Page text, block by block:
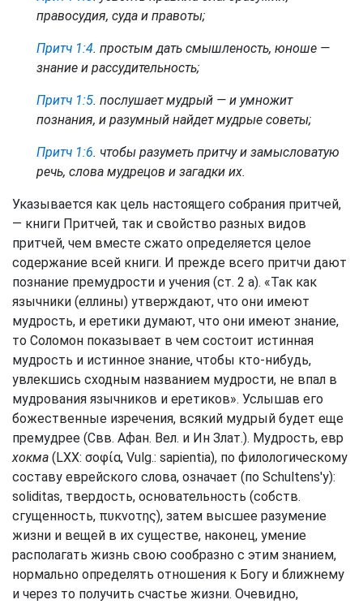
правосудия, суда и правоты;
Притч 1:4. простым дать смышленость, юноше —
знание и рассудительность;
Притч 1:5. послушает мудрый — и умножит
познания, и разумный найдет мудрые советы;
Притч 1:6. чтобы разуметь притчу и замысловатую
речь, слова мудрецов и загадки их.
Указывается как цель настоящего собрания притчей,
— книги Притчей, так и свойство разных видов
притчей, чем вместе сжато определяется целое
содержание всей книги. И прежде всего притчи дают
познание премудрости и учения (ст. 2 а). «Так как
язычники (еллины) утверждают, что они имеют
мудрость, и еретики думают, что они имеют знание,
то Соломон показывает в чем состоит истинная
мудрость и истинное знание, чтобы кто-нибудь,
увлекшись сходным названием мудрости, не впал в
мудрования язычников и еретиков». Услышав его
божественные изречения, всякий мудрый будет еще
премудрее (Свв. Афан. Вел. и Ин Злат.). Мудрость, евр
хокма (LXX: σοφία, Vulg.: sapientia), по филологическому
составу еврейского слова, означает (по Schultens'y):
soliditas, твердость, основательность (собств.
сгущенность, πυκνοτης), затем высшее разумение
жизни и вещей в их существе, наконец, умение
располагать жизнь свою сообразно с этим знанием,
нормально определять отношения к Богу и ближнему
и через то получить счастье жизни. Очевидно,